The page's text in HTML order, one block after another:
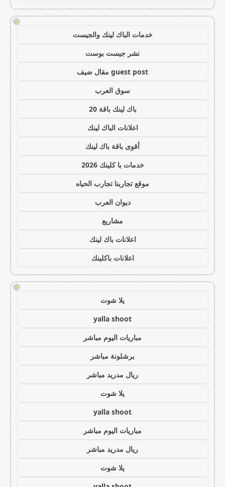
!
خدمات الباك لينك والجيست
نشر جيست بوست
guest post مقال ضيف
سوق العرب
باك لينك باقة 20
اعلانات الباك لينك
أقوى باقة باك لينك
خدمات با كلينك 2026
موقع تجاربنا تجارب الحياه
ديوان العرب
مشاريع
اعلانات باك لينك
اعلانات باكلينك
!
يلا شوت
yalla shoot
مباريات اليوم مباشر
برشلونة مباشر
ريال مدريد مباشر
يلا شوت
yalla shoot
مباريات اليوم مباشر
ريال مدريد مباشر
يلا شوت